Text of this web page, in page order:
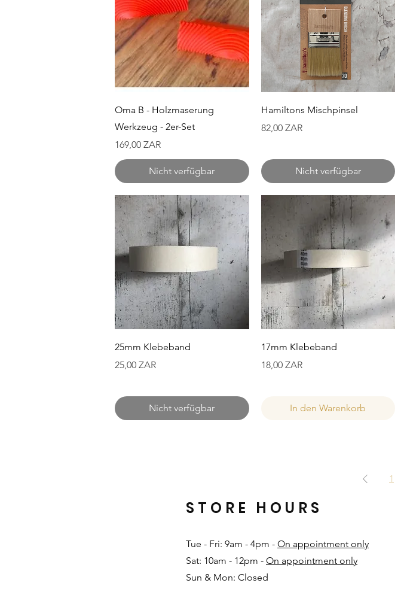
Schnellansicht
Oma B - Holzmaserung
Werkzeug - 2er-Set
Preis
169,00 ZAR
Nicht verfügbar
Schnellansicht
Hamiltons Mischpinsel
Preis
82,00 ZAR
Nicht verfügbar
Schnellansicht
25mm Klebeband
Preis
25,00 ZAR
Nicht verfügbar
Schnellansicht
17mm Klebeband
Preis
18,00 ZAR
In den Warenkorb
1
Tue - Fri: 9am - 4pm - On appointment only
Sat: 10am - 12pm - On appointment only
Sun & Mon: Closed​
STORE HOURS